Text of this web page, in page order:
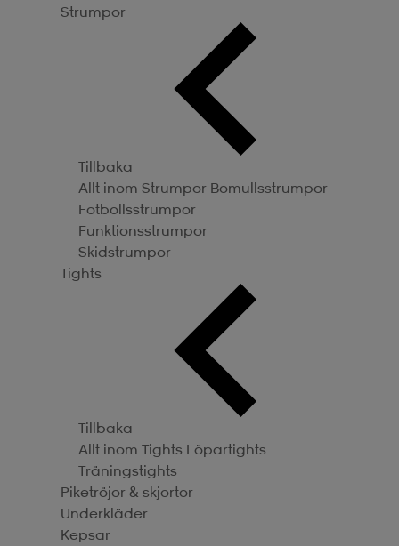
Strumpor
Tillbaka
Allt inom Strumpor Bomullsstrumpor
Fotbollsstrumpor
Funktionsstrumpor
Skidstrumpor
Tights
Tillbaka
Allt inom Tights Löpartights
Träningstights
Piketröjor & skjortor
Underkläder
Kepsar